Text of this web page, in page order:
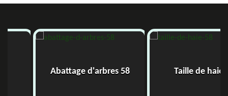
Abattage d'arbres 58 Taille de haie